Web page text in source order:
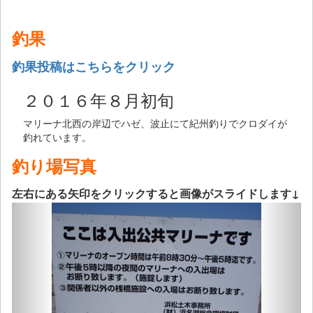
釣果
釣果投稿はこちらをクリック
２０１６年８月初旬
マリーナ北西の岸辺でハゼ、波止にて紀州釣りでクロダイが
釣れています。
釣り場写真
左右にある矢印をクリックすると画像がスライドします↓
Previous